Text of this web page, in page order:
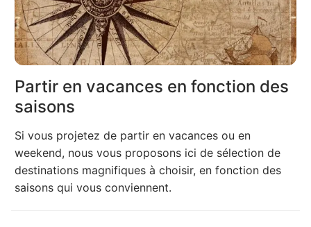
Partir en vacances en fonction des
saisons
Si vous projetez de partir en vacances ou en
weekend, nous vous proposons ici de sélection de
destinations magnifiques à choisir, en fonction des
saisons qui vous conviennent.